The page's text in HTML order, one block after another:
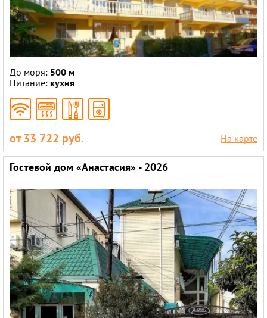
До моря: 500 м
Питание: кухня
от 33 722 руб. На карте
Гостевой дом «Анастасия» - 2026